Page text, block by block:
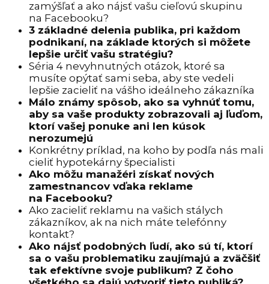
zamýšľať a ako nájsť vašu cieľovú skupinu
na Facebooku?
3 základné delenia publika, pri každom
podnikaní, na základe ktorých si môžete
lepšie určiť vašu stratégiu?
Séria 4 nevyhnutných otázok, ktoré sa
musíte opýtať sami seba, aby ste vedeli
lepšie zacieliť na vášho ideálneho zákazníka
Málo známy spôsob, ako sa vyhnúť tomu,
aby sa vaše produkty zobrazovali aj ľuďom,
ktorí vašej ponuke ani len kúsok
nerozumejú
Konkrétny príklad, na koho by podľa nás mali
cieliť hypotekárny špecialisti
Ako môžu manažéri získať nových
zamestnancov vďaka reklame
na Facebooku?
Ako zacieliť reklamu na vašich stálych
zákazníkov, ak na nich máte telefónny
kontakt?
Ako nájsť podobných ľudí, ako sú tí, ktorí
sa o vašu problematiku zaujímajú a zväčšiť
tak efektívne svoje publikum? Z čoho